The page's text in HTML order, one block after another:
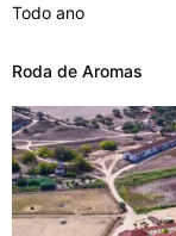
Todo ano
Roda de Aromas